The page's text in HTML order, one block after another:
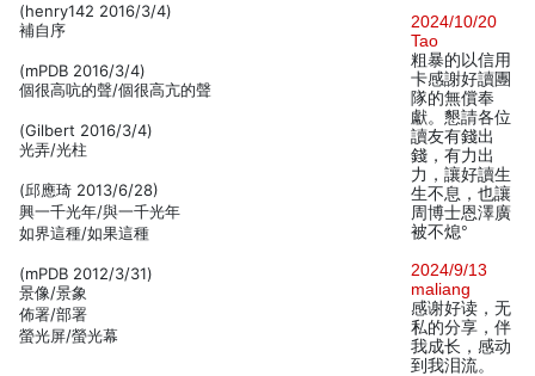
(henry142 2016/3/4)
補自序
(mPDB 2016/3/4)
個很高吭的聲/個很高亢的聲
(Gilbert 2016/3/4)
光弄/光柱
(邱應琦 2013/6/28)
興一千光年/與一千光年
如界這種/如果這種
(mPDB 2012/3/31)
景像/景象
佈署/部署
螢光屏/螢光幕
2024/10/20
Tao
粗暴的以信用
卡感謝好讀團
隊的無償奉
獻。懇請各位
讀友有錢出
錢，有力出
力，讓好讀生
生不息，也讓
周博士恩澤廣
被不熄°
2024/9/13
maliang
感谢好读，无
私的分享，伴
我成长，感动
到我泪流。